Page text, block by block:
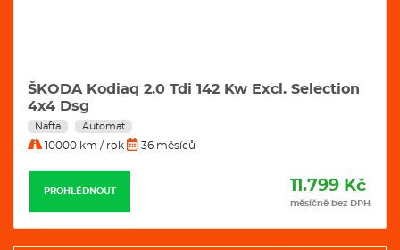
ŠKODA Kodiaq 2.0 Tdi 142 Kw Excl. Selection
4x4 Dsg
Nafta Automat
10000 km / rok 36 měsíců
PROHLÉDNOUT 11.799 Kč
měsíčně bez DPH